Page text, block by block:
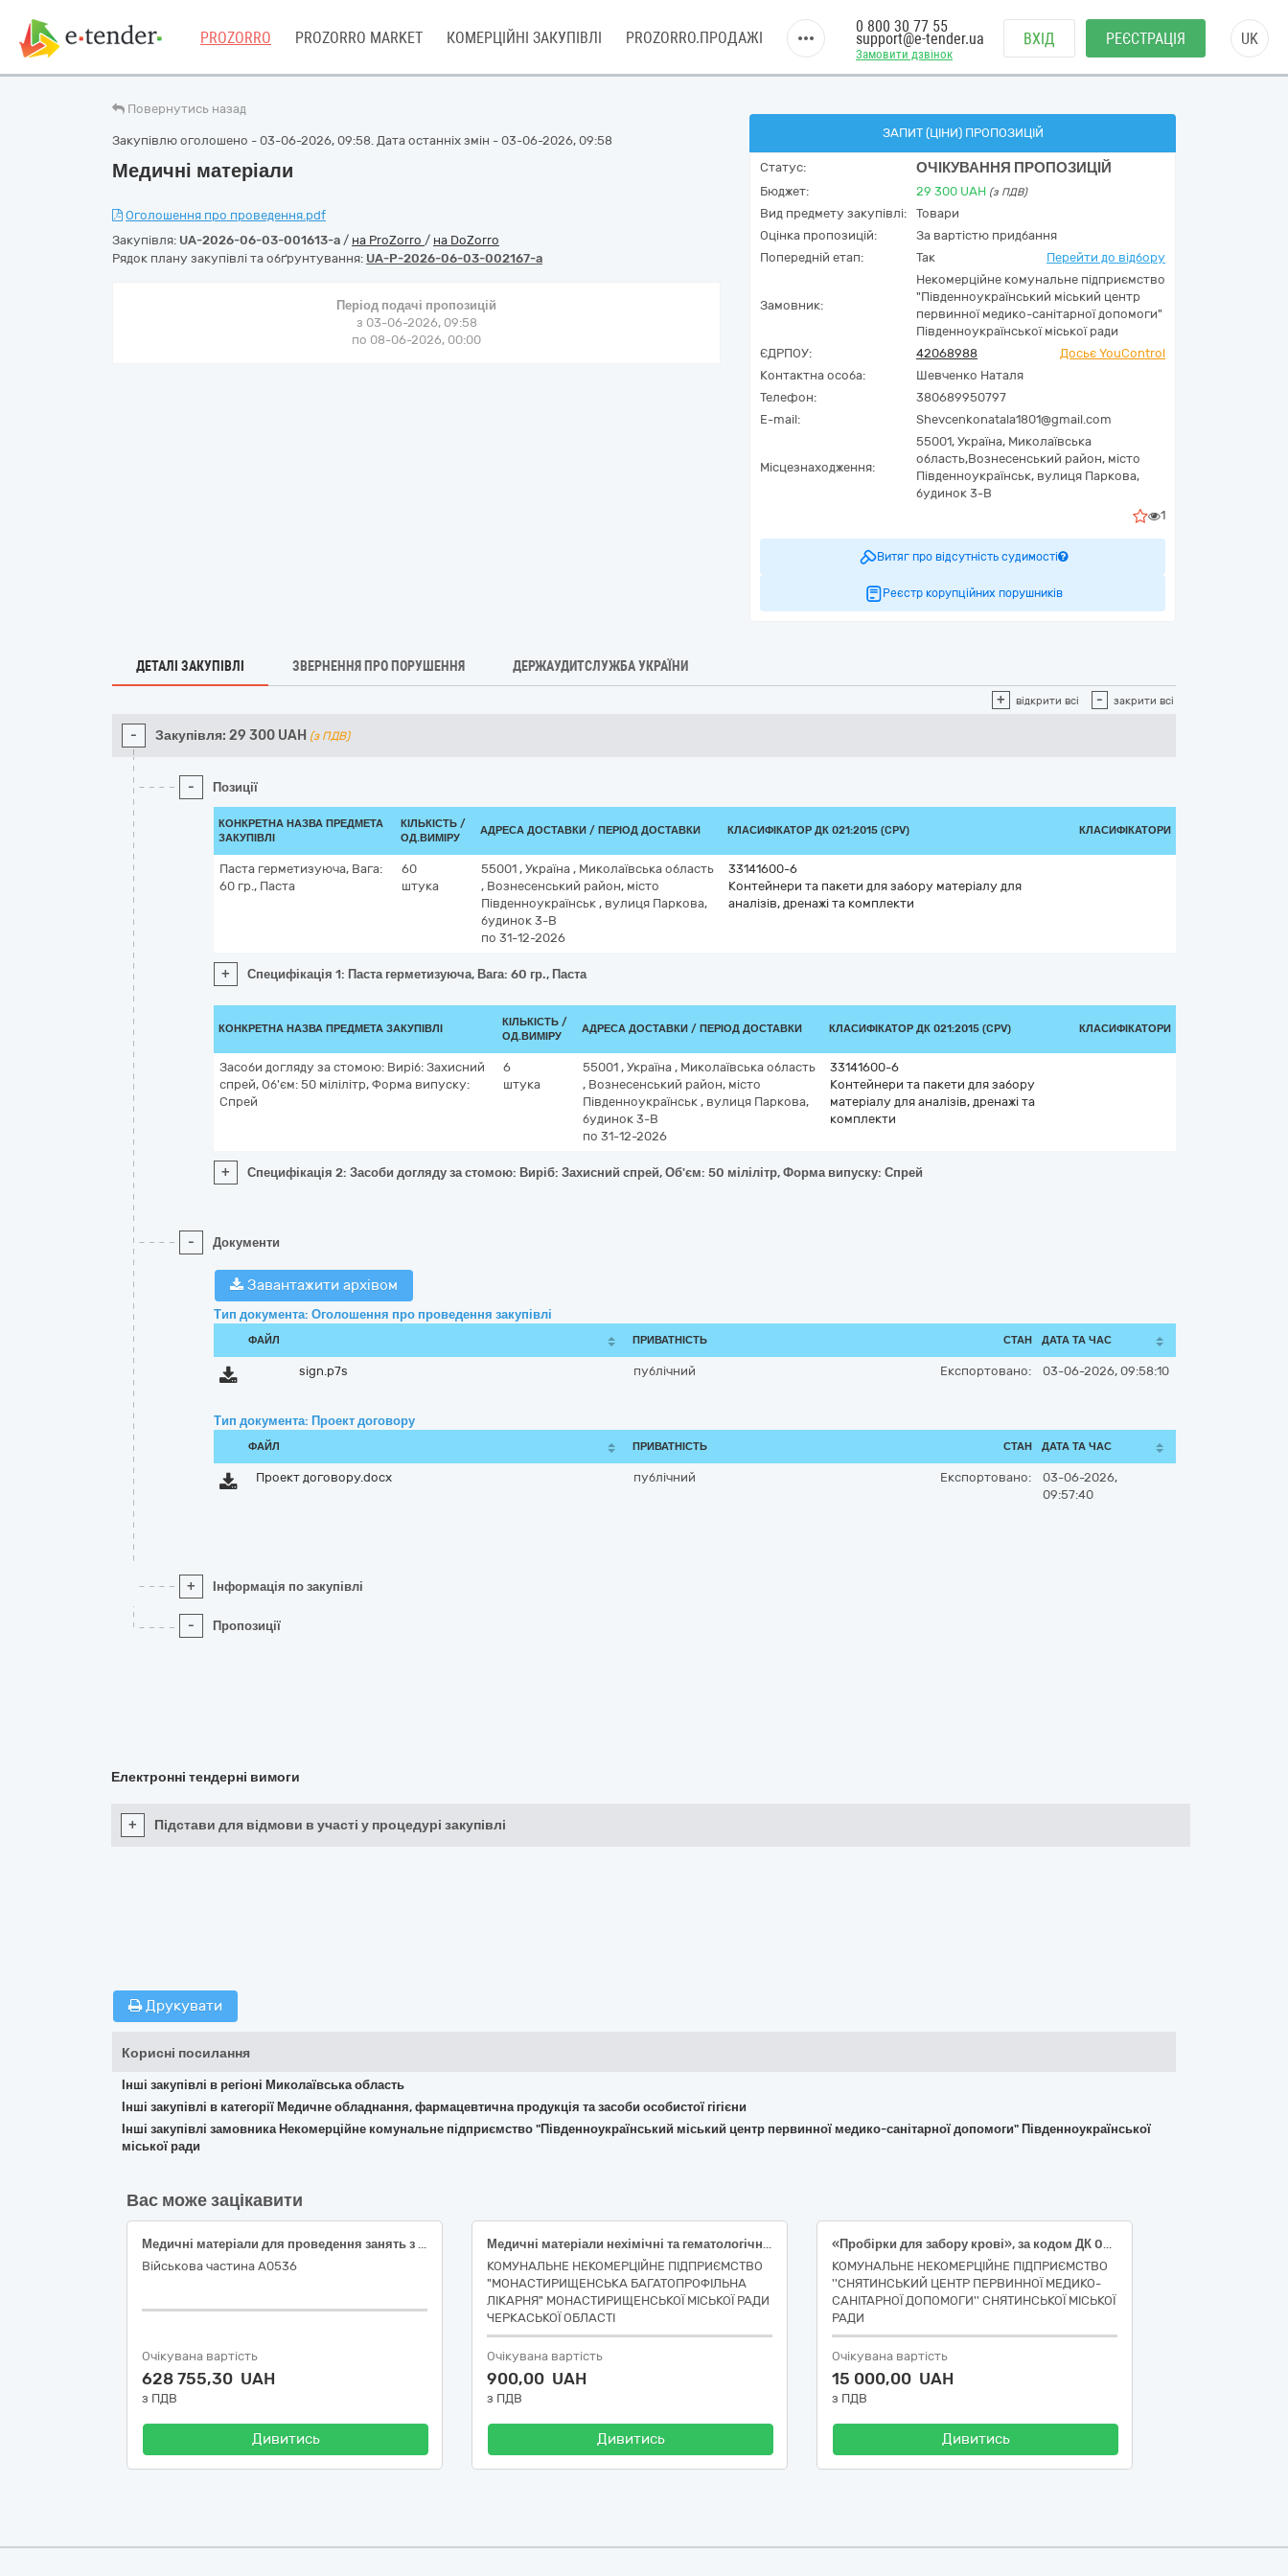
PROZORRO PROZORRO MARKET КОМЕРЦІЙНІ ЗАКУПІВЛІ PROZORRO.ПРОДАЖІ
Замовити дзвінок
0 800 30 77 55
support@e-tender.ua ВХІД РЕЄСТРАЦІЯ UK
Повернутись назад
Закупівлю оголошено - 03-06-2026, 09:58. Дата останніх змін - 03-06-2026, 09:58
Медичні матеріали
Оголошення про проведення.pdf
Закупівля: UA-2026-06-03-001613-a / на ProZorro / на DoZorro
Рядок плану закупівлі та обґрунтування: UA-P-2026-06-03-002167-a
Період подачі пропозицій
з 03-06-2026, 09:58
по 08-06-2026, 00:00
ЗАПИТ (ЦІНИ) ПРОПОЗИЦІЙ
Статус: ОЧІКУВАННЯ ПРОПОЗИЦІЙ
Бюджет: 29 300 UAH (з ПДВ)
Вид предмету закупівлі:
Товари
Оцінка пропозицій:
За вартістю придбання
Попередній етап:
Так Перейти до відбору
Замовник:
Некомерційне комунальне підприємство
"Південноукраїнський міський центр
первинної медико-санітарної допомоги"
Південноукраїнської міської ради
ЄДРПОУ:
42068988
Досьє YouControl
Контактна особа:
Шевченко Наталя
Телефон:
380689950797
E-mail:
Shevcenkonatala1801@gmail.com
Місцезнаходження:
55001, Україна, Миколаївська
область,Вознесенський район, місто
Південноукраїнськ, вулиця Паркова,
будинок 3-В
1
Витяг про відсутність судимості
Реєстр корупційних порушників
ДЕТАЛІ ЗАКУПІВЛІ ЗВЕРНЕННЯ ПРО ПОРУШЕННЯ ДЕРЖАУДИТСЛУЖБА УКРАЇНИ
+ відкрити всі - закрити всі
- Закупівля: 29 300 UAH (з ПДВ)
- Позиції
КОНКРЕТНА НАЗВА ПРЕДМЕТА
ЗАКУПІВЛІ
КІЛЬКІСТЬ /
ОД.ВИМІРУ
АДРЕСА ДОСТАВКИ / ПЕРІОД ДОСТАВКИ КЛАСИФІКАТОР ДК 021:2015 (CPV) КЛАСИФІКАТОРИ
Паста герметизуюча, Вага:
60 гр., Паста
60
штука
55001 , Україна , Миколаївська область
, Вознесенський район, місто
Південноукраїнськ , вулиця Паркова,
будинок 3-В
по 31-12-2026
33141600-6
Контейнери та пакети для забору матеріалу для
аналізів, дренажі та комплекти
+ Специфікація 1: Паста герметизуюча, Вага: 60 гр., Паста
КОНКРЕТНА НАЗВА ПРЕДМЕТА ЗАКУПІВЛІ
КІЛЬКІСТЬ /
ОД.ВИМІРУ
АДРЕСА ДОСТАВКИ / ПЕРІОД ДОСТАВКИ КЛАСИФІКАТОР ДК 021:2015 (CPV) КЛАСИФІКАТОРИ
Засоби догляду за стомою: Виріб: Захисний
спрей, Об'єм: 50 мілілітр, Форма випуску:
Спрей
6
штука
55001 , Україна , Миколаївська область
, Вознесенський район, місто
Південноукраїнськ , вулиця Паркова,
будинок 3-В
по 31-12-2026
33141600-6
Контейнери та пакети для забору
матеріалу для аналізів, дренажі та
комплекти
+ Специфікація 2: Засоби догляду за стомою: Виріб: Захисний спрей, Об'єм: 50 мілілітр, Форма випуску: Спрей
- Документи
Завантажити архівом
Тип документа: Оголошення про проведення закупівлі
ФАЙЛ ПРИВАТНІСТЬ СТАН ДАТА ТА ЧАС
sign.p7s публічний Експортовано: 03-06-2026, 09:58:10
Тип документа: Проект договору
ФАЙЛ ПРИВАТНІСТЬ СТАН ДАТА ТА ЧАС
Проект договору.docx публічний Експортовано:
03-06-2026,
09:57:40
+ Інформація по закупівлі
- Пропозиції
Електронні тендерні вимоги
+ Підстави для відмови в участі у процедурі закупівлі
Друкувати
Корисні посилання
Інші закупівлі в регіоні Миколаївська область
Інші закупівлі в категорії Медичне обладнання, фармацевтична продукція та засоби особистої гігієни
Інші закупівлі замовника Некомерційне комунальне підприємство "Південноукраїнський міський центр первинної медико-санітарної допомоги" Південноукраїнської
міської ради
Вас може зацікавити
Медичні матеріали для проведення занять з тактичної медицини
Військова частина А0536
Очікувана вартість
628 755,30 UAH
з ПДВ
Дивитись
Медичні матеріали нехімічні та гематологічні одноразового застосування (Клейонка медична підкладна, 0.75 х 2 м, тип A, гумотканева)
КОМУНАЛЬНЕ НЕКОМЕРЦІЙНЕ ПІДПРИЄМСТВО
"МОНАСТИРИЩЕНСЬКА БАГАТОПРОФІЛЬНА
ЛІКАРНЯ" МОНАСТИРИЩЕНСЬКОЇ МІСЬКОЇ РАДИ
ЧЕРКАСЬКОЇ ОБЛАСТІ
Очікувана вартість
900,00 UAH
з ПДВ
Дивитись
«Пробірки для забору крові», за кодом ДК 021:2015 –33141600-6 Контейнери та пакети для забору матеріалу для аналізів, дренажі та комплекти».
КОМУНАЛЬНЕ НЕКОМЕРЦІЙНЕ ПІДПРИЄМСТВО
''СНЯТИНСЬКИЙ ЦЕНТР ПЕРВИННОЇ МЕДИКО-
САНІТАРНОЇ ДОПОМОГИ'' СНЯТИНСЬКОЇ МІСЬКОЇ
РАДИ
Очікувана вартість
15 000,00 UAH
з ПДВ
Дивитись